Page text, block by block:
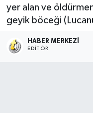
yer alan ve
geyik böceği
HABER MERKEZI
EDITÖR